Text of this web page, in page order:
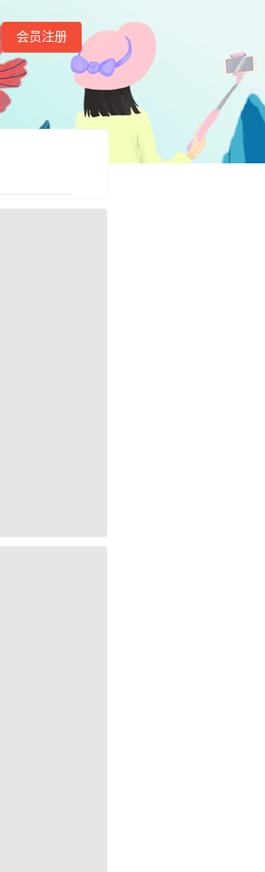
会员注册